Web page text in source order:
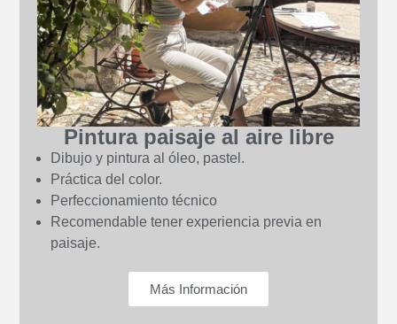
Pintura paisaje al aire libre
Dibujo y pintura al óleo, pastel.
Práctica del color.
Perfeccionamiento técnico
Recomendable tener experiencia previa en
paisaje.
Más Información